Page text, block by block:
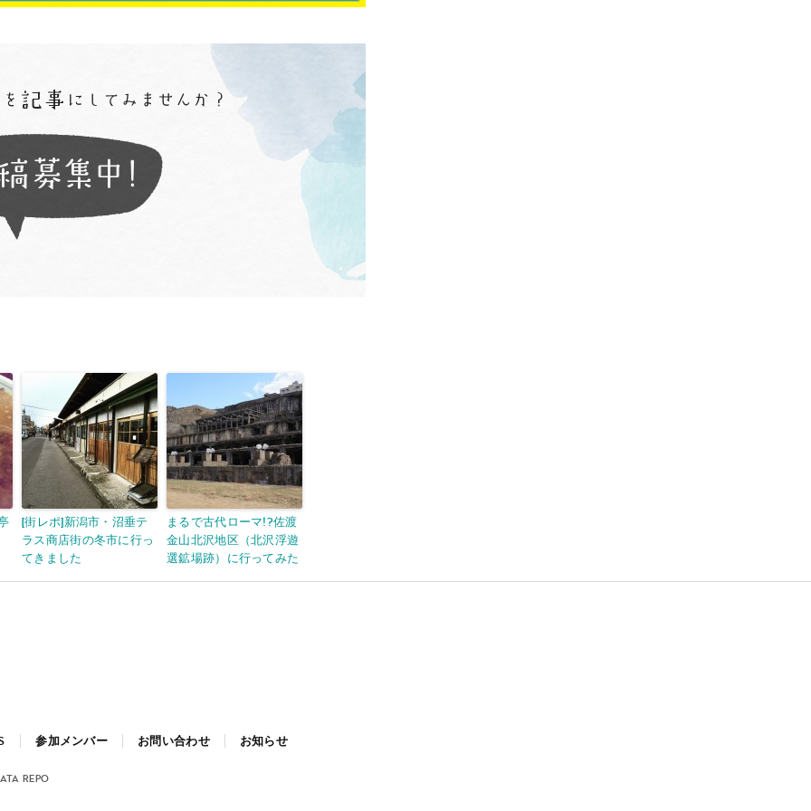
[街レポ]新潟市・沼垂テ
ラス商店街の冬市に行っ
てきました
まるで古代ローマ!?佐渡
金山北沢地区（北沢浮遊
選鉱場跡）に行ってみた
参加メンバー お問い合わせ お知らせ
REPO